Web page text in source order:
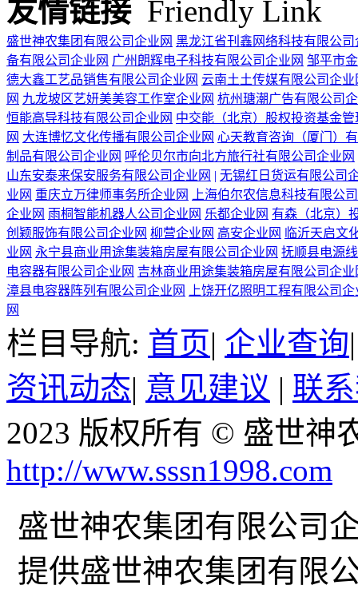
友情链接Friendly Link
盛世神农集团有限公司企业网 黑龙江省刊鑫网络科技有限公司
备有限公司企业网 广州朗辉电子科技有限公司企业网 邹平市
德大鑫工艺品销售有限公司企业网 云南土土传媒有限公司企业
网 九龙坡区艺妍美美容工作室企业网 杭州瑭潮广告有限公司
恒能高导科技有限公司企业网 中交能（北京）股权投资基金
网 大连博忆文化传播有限公司企业网 心天教育咨询（厦门）
制品有限公司企业网 呼伦贝尔市向北方旅行社有限公司企业网
山东安泰来保安服务有限公司企业网 | 无锡红日货运有限公司
业网 重庆立万律师事务所企业网
上海伯尔农信息科技有限公
企业网 雨桐智能机器人公司企业网 乐都企业网 有森（北京）
创颖服饰有限公司企业网 柳营企业网 高安企业网
临沂天启文
业网 永宁县商业用途集装箱房屋有限公司企业网 抚顺县电源
电容器有限公司企业网 吉林商业用途集装箱房屋有限公司企业
漳县电容器阵列有限公司企业网
上饶开亿照明工程有限公司
网
栏目导航: 首页| 企业查询
资讯动态| 意见建议 | 联
2023 版权所有 © 盛世
http://www.sssn1998.com
盛世神农集团有限公司
提供盛世神农集团有限